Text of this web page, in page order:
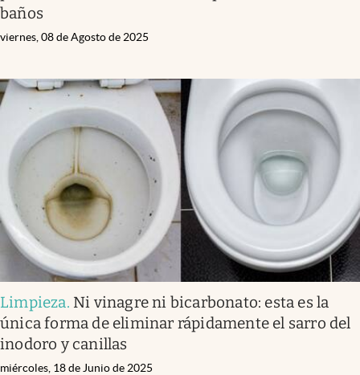
baños
viernes, 08 de Agosto de 2025
Limpieza. Ni vinagre ni bicarbonato: esta es la
única forma de eliminar rápidamente el sarro del
inodoro y canillas
miércoles, 18 de Junio de 2025